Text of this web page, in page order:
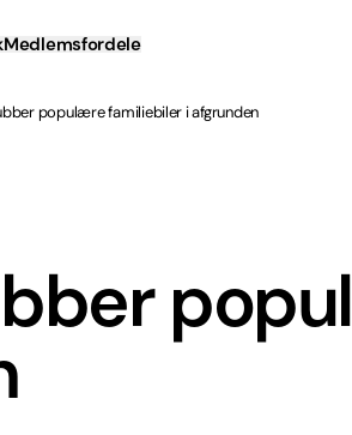
Medlemsfordele
populære familiebiler i afgrunden